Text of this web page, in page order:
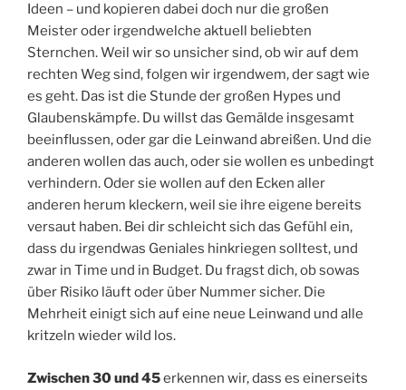
Ideen – und kopieren dabei doch nur die großen
Meister oder irgendwelche aktuell beliebten
Sternchen. Weil wir so unsicher sind, ob wir auf dem
rechten Weg sind, folgen wir irgendwem, der sagt wie
es geht. Das ist die Stunde der großen Hypes und
Glaubenskämpfe. Du willst das Gemälde insgesamt
beeinflussen, oder gar die Leinwand abreißen. Und die
anderen wollen das auch, oder sie wollen es unbedingt
verhindern. Oder sie wollen auf den Ecken aller
anderen herum kleckern, weil sie ihre eigene bereits
versaut haben. Bei dir schleicht sich das Gefühl ein,
dass du irgendwas Geniales hinkriegen solltest, und
zwar in Time und in Budget. Du fragst dich, ob sowas
über Risiko läuft oder über Nummer sicher. Die
Mehrheit einigt sich auf eine neue Leinwand und alle
kritzeln wieder wild los.
Zwischen 30 und 45erkennen wir, dass es einerseits